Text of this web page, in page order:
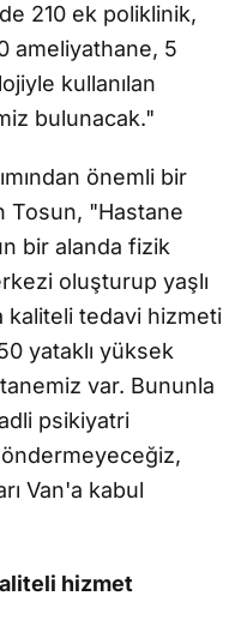
210 ek poliklinik,
ameliyathane, 5
kullanılan
bulunacak."
önemli bir
Tosun, "Hastane
bir alanda fizik
oluşturup yaşlı
kaliteli tedavi hizmeti
yataklı yüksek
var. Bununla
psikiyatri
göndermeyeceğiz,
Van'a kabul
hizmet